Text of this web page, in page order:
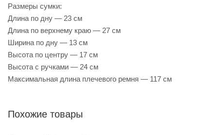
Размеры сумки:
Длина по дну — 23 см
Длина по верхнему краю — 27 см
Ширина по дну — 13 см
Высота по центру — 17 см
Высота с ручками — 24 см
Максимальная длина плечевого ремня — 117 см
Похожие товары